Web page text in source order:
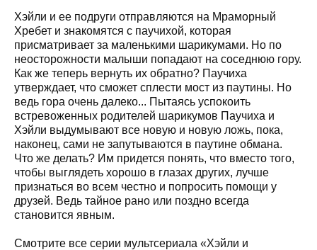
Хэйли и ее подруги отправляются на Мраморный
Хребет и знакомятся с паучихой, которая
присматривает за маленькими шарикумами. Но по
неосторожности малыши попадают на соседнюю гору.
Как же теперь вернуть их обратно? Паучиха
утверждает, что сможет сплести мост из паутины. Но
ведь гора очень далеко... Пытаясь успокоить
встревоженных родителей шарикумов Паучиха и
Хэйли выдумывают все новую и новую ложь, пока,
наконец, сами не запутываются в паутине обмана.
Что же делать? Им придется понять, что вместо того,
чтобы выглядеть хорошо в глазах других, лучше
признаться во всем честно и попросить помощи у
друзей. Ведь тайное рано или поздно всегда
становится явным.
Смотрите все серии мультсериала «Хэйли и